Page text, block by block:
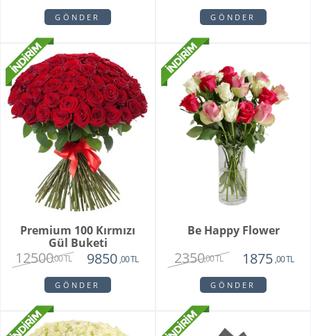
GÖNDER GÖNDER
Premium 100 Kırmızı
Gül Buketi
12500,00 TL 9850 ,00 TL
GÖNDER
Be Happy Flower
2350,00 TL 1875 ,00 TL
GÖNDER